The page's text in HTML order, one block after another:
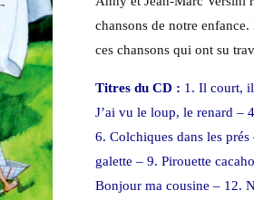
chansons de notre
ces chansons qui ont su
Titres du CD : 1. Il court,
J’ai vu le loup, le renard –
6. Colchiques dans les
galette – 9. Pirouette
Bonjour ma cousine – 12.